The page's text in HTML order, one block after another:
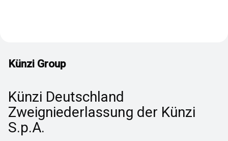
Künzi Group
Künzi Deutschland
Zweigniederlassung der Künzi
S.p.A.